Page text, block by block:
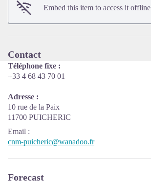
Embed this item to access it offline
Contact
Téléphone fixe :
+33 4 68 43 70 01
Adresse :
10 rue de la Paix
11700 PUICHERIC
Email :
cnm-puicheric@wanadoo.fr
Forecast